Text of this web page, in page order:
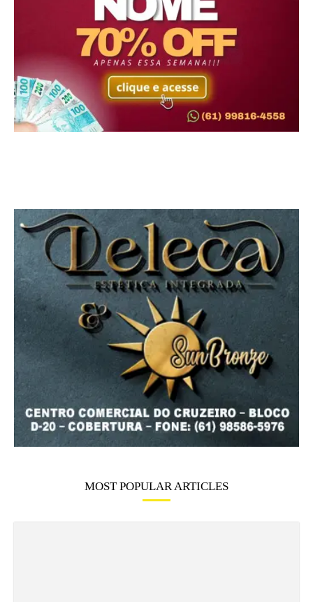
MOST POPULAR ARTICLES